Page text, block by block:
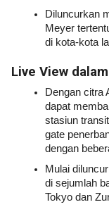
Diluncurkan
Meyer
di kota-kota
Live View
Dengan citra
dapat
stasiun
gate
dengan
Mulai
di sejumlah
Tokyo dan